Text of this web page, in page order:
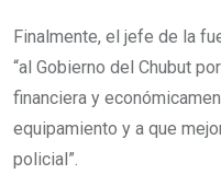
Finalmente, el jefe de la
“al Gobierno del Chubut
financiera y
equipamiento y a que
policial”.